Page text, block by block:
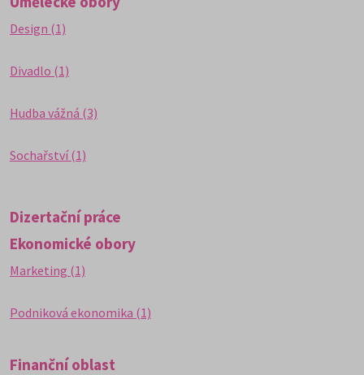
Design (1)
Divadlo (1)
Hudba vážná (3)
Sochařství (1)
Dizertační práce
Ekonomické obory
Marketing (1)
Podniková ekonomika (1)
Finanční oblast